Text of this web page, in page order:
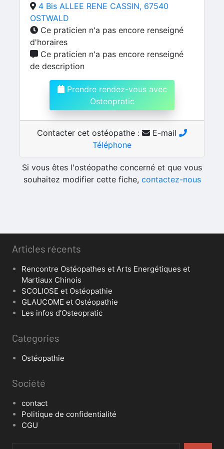
4 Bis ALLEE RENE CASSIN, 67540
OSTWALD
Ce praticien n'a pas encore renseigné
d'horaires
Ce praticien n'a pas encore renseigné
de description
Prendre rendez-vous avec
Osteopratic
Contacter cet ostéopathe :
E-mail
Téléphone
Si vous êtes l'ostéopathe concerné et que vous
souhaitez modifier cette fiche, contactez-nous
Articles récents
Rencontre Ostéopathes et Arts Energétiques et
Martiaux Chinois
SCOLIOSE et Ostéopathie
GLAUCOME et Ostéopathie
Les infos d’Osteopratic
Categories
Ostéopathie
Société
contact
Politique de confidentialité
CGU